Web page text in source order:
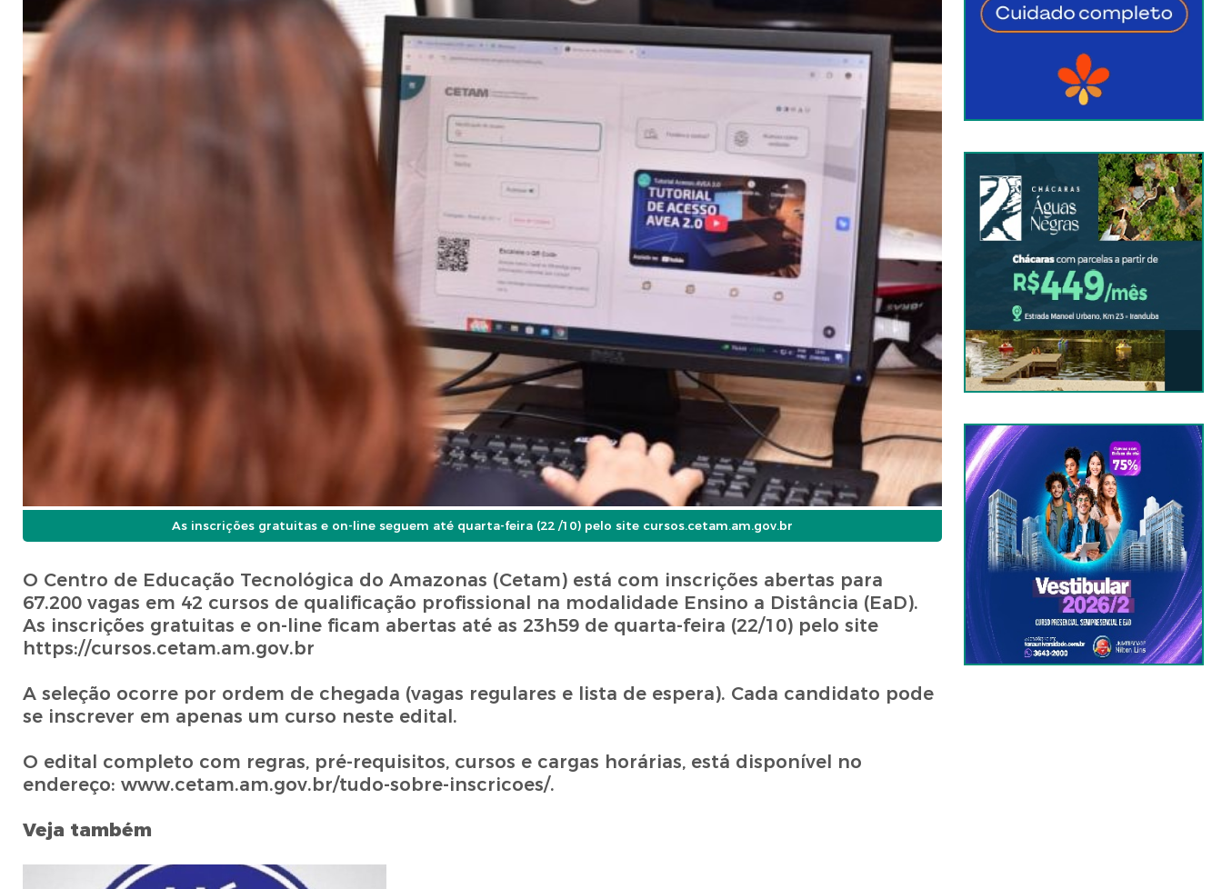
As inscrições gratuitas e on-line seguem até quarta-feira (22 /10) pelo site cursos.cetam.am.gov.br
O Centro de Educação Tecnológica do Amazonas (Cetam) está com inscrições abertas para
67.200 vagas em 42 cursos de qualificação profissional na modalidade Ensino a Distância (EaD).
As inscrições gratuitas e on-line ficam abertas até as 23h59 de quarta-feira (22/10) pelo site
https://cursos.cetam.am.gov.br
A seleção ocorre por ordem de chegada (vagas regulares e lista de espera). Cada candidato pode
se inscrever em apenas um curso neste edital.
O edital completo com regras, pré-requisitos, cursos e cargas horárias, está disponível no
endereço: www.cetam.am.gov.br/tudo-sobre-inscricoes/.
Veja também